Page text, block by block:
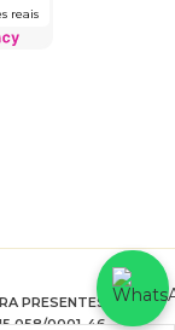
reais
PRESENTES LTDA
0001-46.